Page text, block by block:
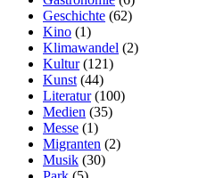
Geschichte (62)
Kino (1)
Klimawandel (2)
Kultur(121)
Kunst (44)
Literatur(100)
Medien (35)
Messe (1)
Migranten (2)
Musik (30)